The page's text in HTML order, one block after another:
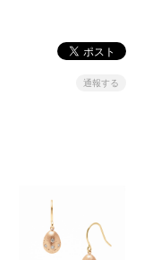
通報する